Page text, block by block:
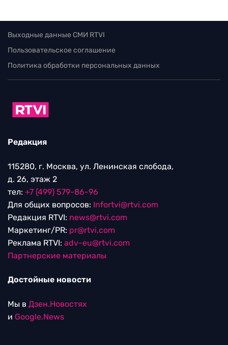
Выходные данные СМИ RTVI
Пользовательское соглашение
Политика обработки персональных данных
Редакция
115280, г. Москва, ул. Ленинская слобода,
д. 26, этаж 2
тел: +7 (499) 579-86-96
Для общих вопросов: Infortvi@rtvi.com
Редакция RTVI: news@rtvi.com
Маркетинг/PR: pr@rtvi.com
Реклама RTVI: adv-eu@rtvi.com
Партнерские материалы
Достойные новости
Мы в Дзен.Новостях
и Google.News